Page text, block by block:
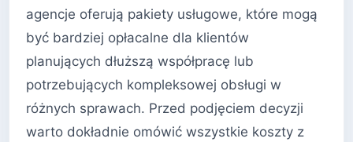
agencje oferują pakiety usługowe, które mogą
być bardziej opłacalne dla klientów
planujących dłuższą współpracę lub
potrzebujących kompleksowej obsługi w
różnych sprawach. Przed podjęciem decyzji
warto dokładnie omówić wszystkie koszty z